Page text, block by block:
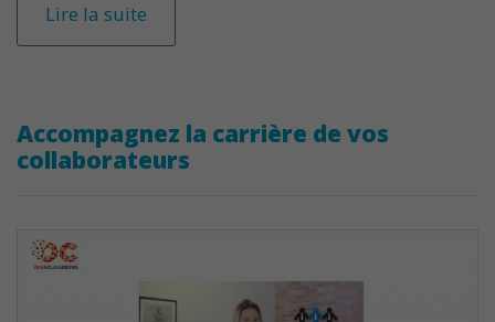
Lire la suite
Accompagnez la carrière de vos
collaborateurs